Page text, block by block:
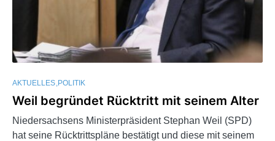
AKTUELLES POLITIK
Weil begründet Rücktritt mit seinem Alter
Niedersachsens Ministerpräsident Stephan Weil (SPD)
hat seine Rücktrittspläne bestätigt und diese mit seinem